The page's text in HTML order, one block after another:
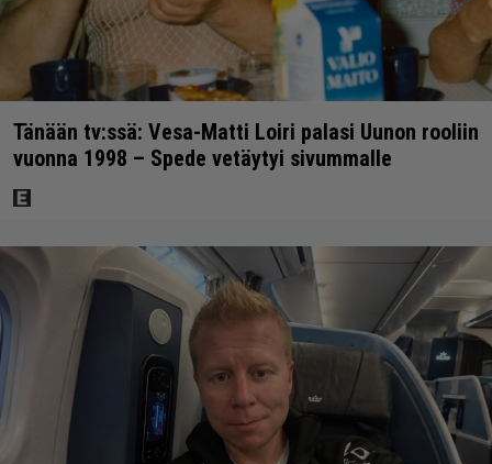
Tänään tv:ssä: Vesa-Matti Loiri palasi Uunon rooliin
vuonna 1998 – Spede vetäytyi sivummalle